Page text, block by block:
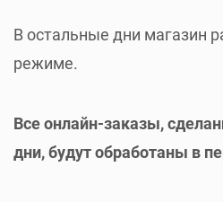
В остальные дни магазин
режиме.
Все онлайн-заказы,
дни, будут обработаны в